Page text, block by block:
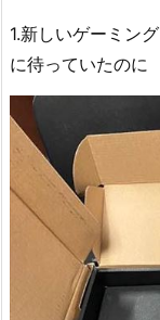
1.新しいゲーミン
に待っていたのに